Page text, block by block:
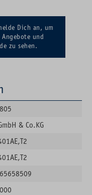
Dich an, um
Angebote und
zu sehen.
& Co.KG